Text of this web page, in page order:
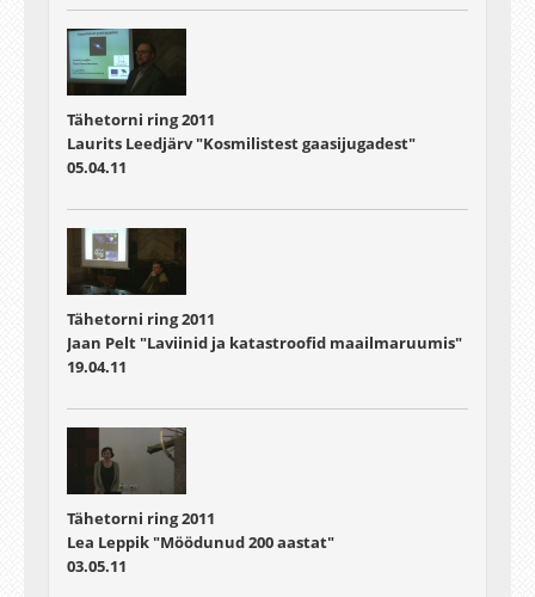
Tähetorni ring 2011
Laurits Leedjärv "Kosmilistest gaasijugadest"
05.04.11
Tähetorni ring 2011
Jaan Pelt "Laviinid ja katastroofid maailmaruumis"
19.04.11
Tähetorni ring 2011
Lea Leppik "Möödunud 200 aastat"
03.05.11